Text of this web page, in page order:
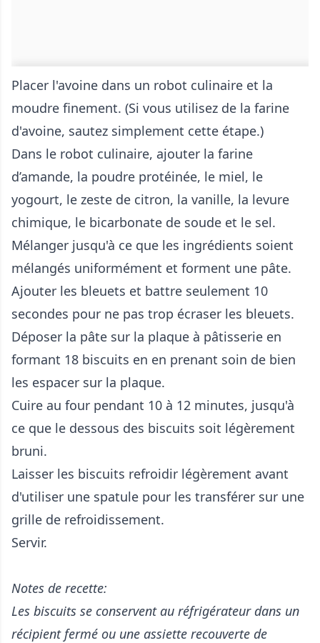
Placer l'avoine dans un robot culinaire et la
moudre finement. (Si vous utilisez de la farine
d'avoine, sautez simplement cette étape.)
Dans le robot culinaire, ajouter la farine
d’amande, la poudre protéinée, le miel, le
yogourt, le zeste de citron, la vanille, la levure
chimique, le bicarbonate de soude et le sel.
Mélanger jusqu'à ce que les ingrédients soient
mélangés uniformément et forment une pâte.
Ajouter les bleuets et battre seulement 10
secondes pour ne pas trop écraser les bleuets.
Déposer la pâte sur la plaque à pâtisserie en
formant 18 biscuits en en prenant soin de bien
les espacer sur la plaque.
Cuire au four pendant 10 à 12 minutes, jusqu'à
ce que le dessous des biscuits soit légèrement
bruni.
Laisser les biscuits refroidir légèrement avant
d'utiliser une spatule pour les transférer sur une
grille de refroidissement.
Servir.
Notes de recette:
Les biscuits se conservent au réfrigérateur dans un
récipient fermé ou une assiette recouverte de